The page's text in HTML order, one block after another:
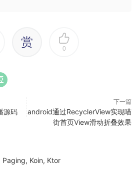
赏 0
源码
下一篇
android通过RecyclerView实现喵
街首页View滑动折叠效果
Koin, Ktor